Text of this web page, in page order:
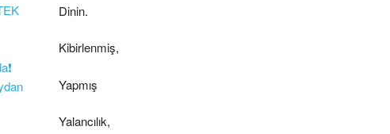
Dinin.
Kibirlenmiş,
Yapmış
Yalancılık,